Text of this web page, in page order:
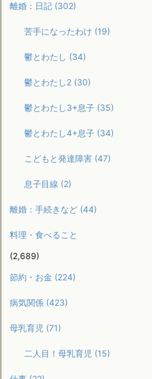
離婚：日記 (302)
苦手になったわけ (19)
鬱とわたし (34)
鬱とわたし2 (30)
鬱とわたし3+息子 (35)
鬱とわたし4+息子 (34)
こどもと発達障害 (47)
息子目線 (2)
離婚：手続きなど (44)
料理・食べること
(2,689)
節約・お金 (224)
病気関係 (423)
母乳育児 (71)
二人目！母乳育児 (15)